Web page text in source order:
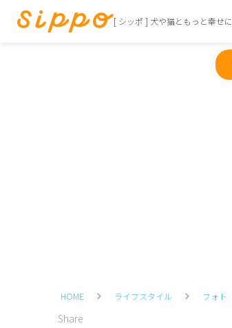
[ シッポ ] 犬や猫ともっと幸せに
HOME ライフスタイル フォト
Share